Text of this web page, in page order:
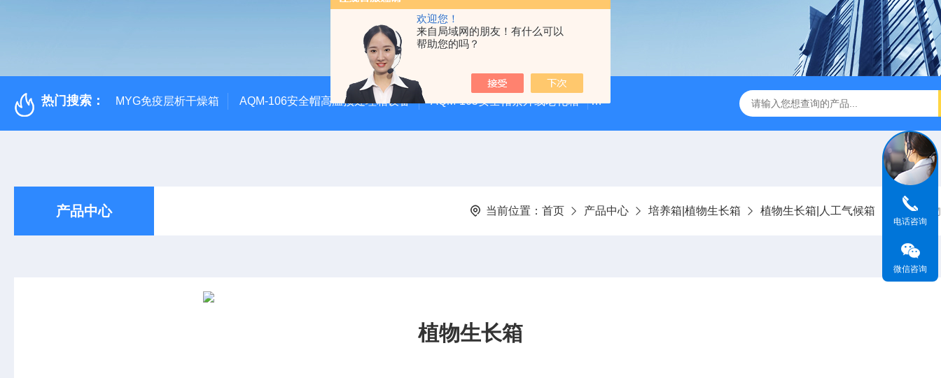
欢迎您！
来自局域网的朋友！有什么可以
帮助您的吗？
热门搜索： MYG免疫层析干燥箱 AQM-106安全帽高温预处理箱设备 AQM-105安全帽紫外线老化箱 CZD-85超声波水浴恒温振荡器 CSQX-80超声波清洗机
产品中心 当前位置： 首页 产品中心 培养箱|植物生长箱 植物生长箱|人工气候箱 PGX植
植物生长箱
电话咨询
微信咨询